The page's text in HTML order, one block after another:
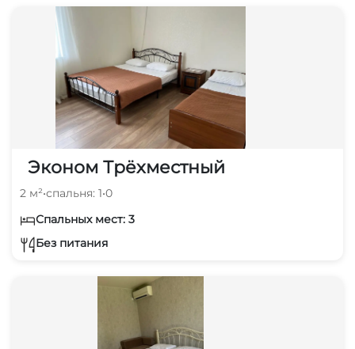
Эконом Трёхместный
2 м²•спальня: 1•0
Спальных мест: 3
Без питания